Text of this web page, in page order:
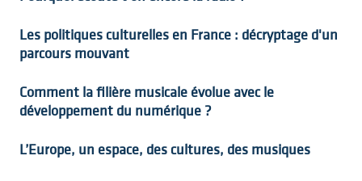
Les politiques culturelles en France : décryptage d'un
parcours mouvant
Comment la filière musicale évolue avec le
développement du numérique ?
L’Europe, un espace, des cultures, des musiques